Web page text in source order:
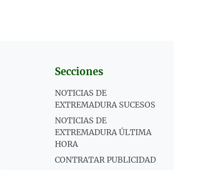
Secciones
NOTICIAS DE
EXTREMADURA SUCESOS
NOTICIAS DE
EXTREMADURA ÚLTIMA
HORA
CONTRATAR PUBLICIDAD